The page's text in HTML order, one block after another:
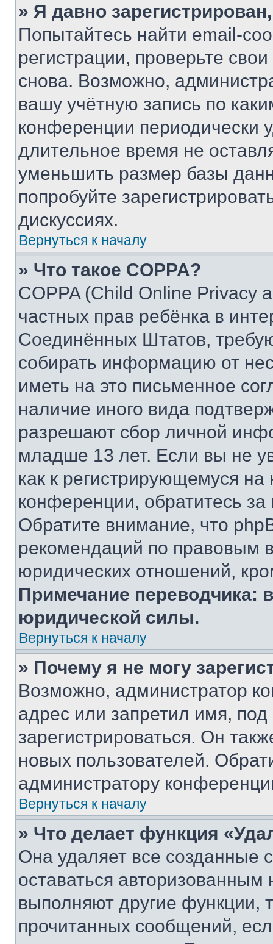
» Я давно
Попытайтесь найти email-
регистрации, проверьте
снова. Возможно,
вашу учётную запись по
конференции периодически
длительное время не
уменьшить размер базы
попробуйте
дискуссиях.
Вернуться к началу
» Что такое COPPA?
COPPA (Child Online Privacy
частных прав ребёнка в
Соединённых Штатов,
собирать информацию от
иметь на это письменное
наличие иного вида
разрешают сбор личной
младше 13 лет. Если вы не
как к регистрирующемуся
конференции, обратитесь
Обратите внимание, что
рекомендаций по правовым
юридических отношений,
Примечание переводчика:
юридической силы.
Вернуться к началу
» Почему я не могу
Возможно, администратор
адрес или запретил имя,
зарегистрироваться. Он
новых пользователей.
администратору
Вернуться к началу
» Что делает функция
Она удаляет все созданные
оставаться
выполняют другие функции,
прочитанных сообщений,